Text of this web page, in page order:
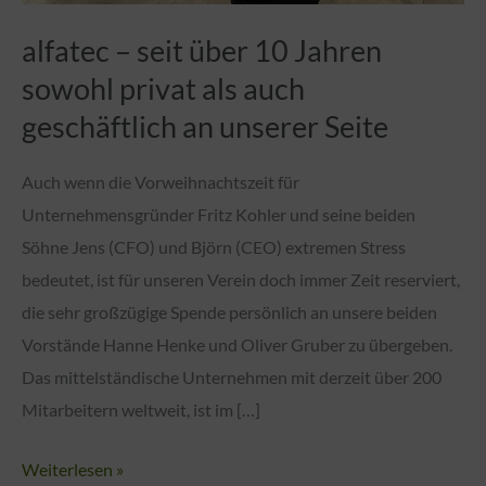
alfatec – seit über 10 Jahren
sowohl privat als auch
geschäftlich an unserer Seite
Auch wenn die Vorweihnachtszeit für
Unternehmensgründer Fritz Kohler und seine beiden
Söhne Jens (CFO) und Björn (CEO) extremen Stress
bedeutet, ist für unseren Verein doch immer Zeit reserviert,
die sehr großzügige Spende persönlich an unsere beiden
Vorstände Hanne Henke und Oliver Gruber zu übergeben.
Das mittelständische Unternehmen mit derzeit über 200
Mitarbeitern weltweit, ist im […]
alfatec
Weiterlesen »